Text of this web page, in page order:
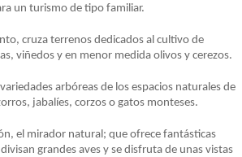
un turismo de tipo familiar.
cruza terrenos dedicados al cultivo de
viñedos y en menor medida olivos y cerezos.
arbóreas de los espacios naturales de
jabalíes, corzos o gatos monteses.
el mirador natural; que ofrece fantásticas
grandes aves y se disfruta de unas vistas